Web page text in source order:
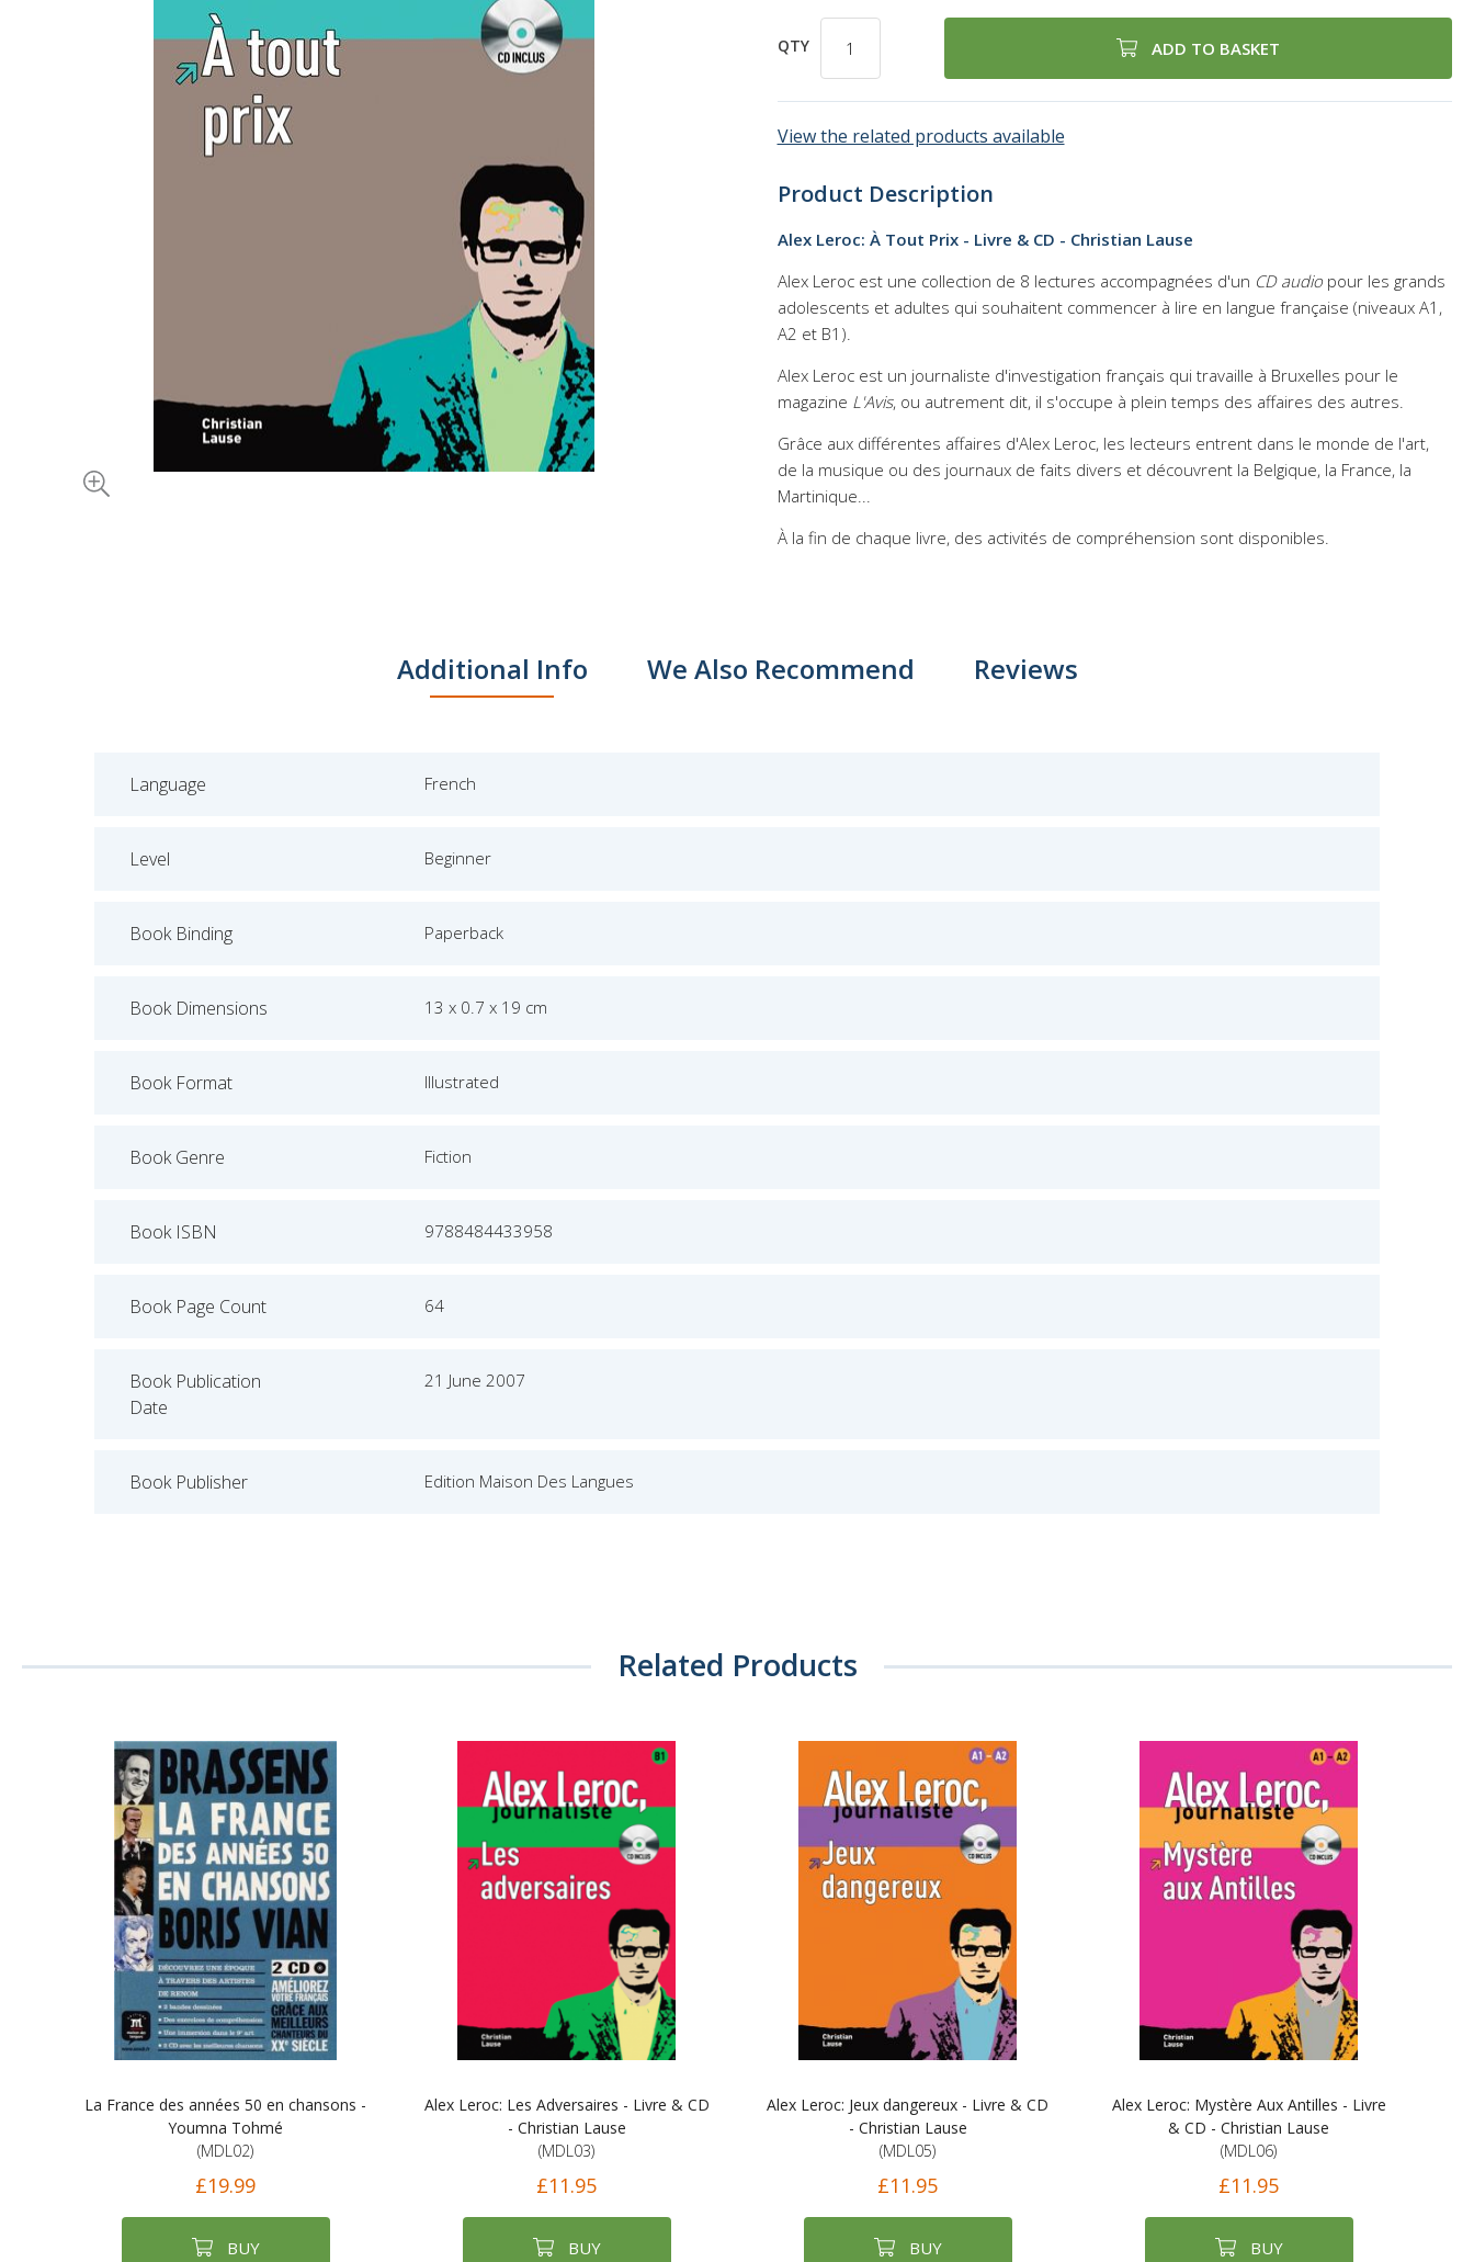
QTY ADD TO BASKET
View the related products available
Product Description
Alex Leroc: À Tout Prix - Livre & CD - Christian Lause
Alex Leroc est une collection de 8 lectures accompagnées d'un CD audiopour les grands
adolescents et adultes qui souhaitent commencer à lire en langue française (niveaux A1,
A2 et B1).
Alex Leroc est un journaliste d'investigation français qui travaille à Bruxelles pour le
magazine L'Avis, ou autrement dit, il s'occupe à plein temps des affaires des autres.
Grâce aux différentes affaires d'Alex Leroc, les lecteurs entrent dans le monde de l'art,
de la musique ou des journaux de faits divers et découvrent la Belgique, la France, la
Martinique...
À la fin de chaque livre, des activités de compréhension sont disponibles.
Additional Info We Also Recommend Reviews
Language French
Level Beginner
Book Binding Paperback
Book Dimensions 13 x 0.7 x 19 cm
Book Format Illustrated
Book Genre Fiction
Book ISBN 9788484433958
Book Page Count 64
Book Publication
Date
21 June 2007
Book Publisher Edition Maison Des Langues
Related Products
La France des années 50 en chansons -
Youmna Tohmé
(MDL02)
£19.99
BUY
Alex Leroc: Les Adversaires - Livre & CD
- Christian Lause
(MDL03)
£11.95
BUY
Alex Leroc: Jeux dangereux - Livre & CD
- Christian Lause
(MDL05)
£11.95
BUY
Alex Leroc: Mystère Aux Antilles - Livre
& CD - Christian Lause
(MDL06)
£11.95
BUY